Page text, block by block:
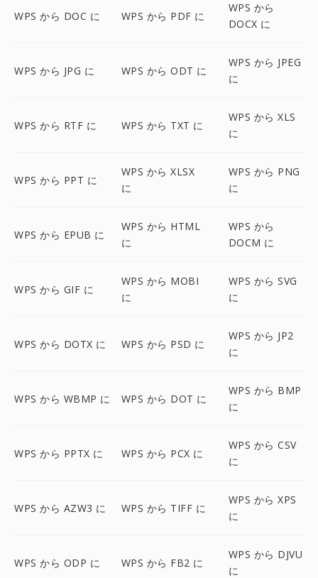
WPS から DOC に WPS から PDF に
WPS から
DOCX に
WPS から JPG に WPS から ODT に
WPS から JPEG
に
WPS から RTF に WPS から TXT に
WPS から XLS
に
WPS から PPT に
WPS から XLSX
に
WPS から PNG
に
WPS から EPUB に
WPS から HTML
に
WPS から
DOCM に
WPS から GIF に
WPS から MOBI
に
WPS から SVG
に
WPS から DOTX に WPS から PSD に
WPS から JP2
に
WPS から WBMP に WPS から DOT に
WPS から BMP
に
WPS から PPTX に WPS から PCX に
WPS から CSV
に
WPS から AZW3 に WPS から TIFF に
WPS から XPS
に
WPS から ODP に WPS から FB2 に
WPS から DJVU
に